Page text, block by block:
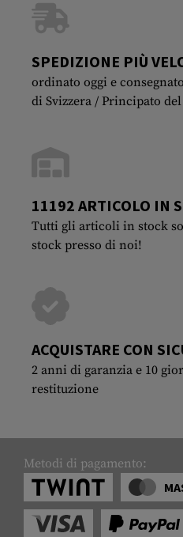
SPEDIZIONE PIÙ
ordinato oggi e
di Svizzera / Principato
11192 ARTICOLO IN
Tutti gli articoli in stock
stock presso di noi!
ACQUISTARE CON
2 anni di garanzia e 10
restituzione
Metodi di pagamento: